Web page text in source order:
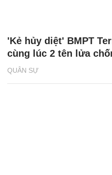
QUÂN SỰ
'Kẻ hủy diệt' BMPT
cùng lúc 2 tên lửa